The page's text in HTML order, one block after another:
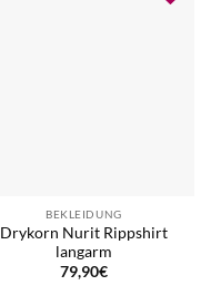
BEKLEIDUNG
Drykorn Nurit Rippshirt
langarm
79,90€